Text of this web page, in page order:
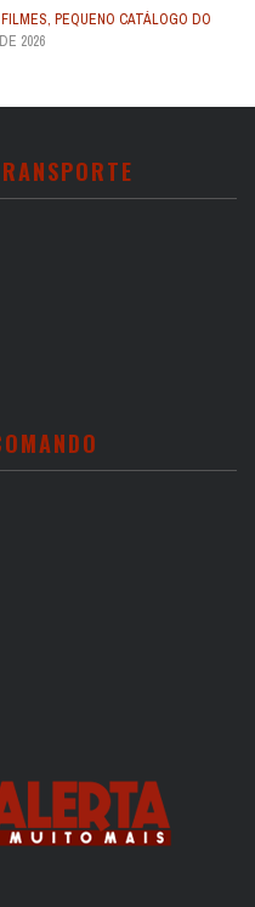
FILMES, PEQUENO CATÁLOGO DO
2026